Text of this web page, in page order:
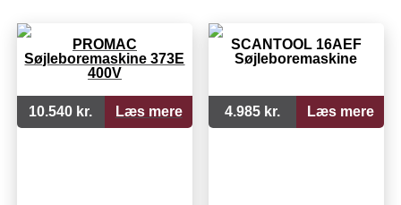
PROMAC
Søjleboremaskine 373E
400V
10.540 kr. Læs mere
SCANTOOL 16AEF
Søjleboremaskine
4.985 kr. Læs mere